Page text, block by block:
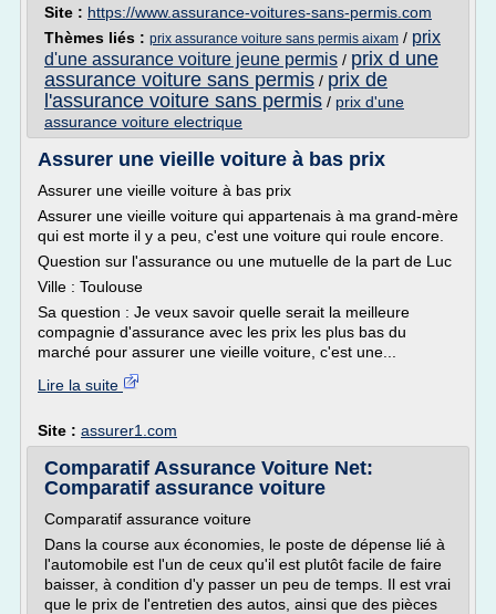
Site : https://www.assurance-voitures-sans-permis.com
Thèmes liés : prix assurance voiture sans permis aixam / prix
d'une assurance voiture jeune permis / prix d une
assurance voiture sans permis / prix de
l'assurance voiture sans permis / prix d'une
assurance voiture electrique
Assurer une vieille voiture à bas prix
Assurer une vieille voiture à bas prix
Assurer une vieille voiture qui appartenais à ma grand-mère
qui est morte il y a peu, c'est une voiture qui roule encore.
Question sur l'assurance ou une mutuelle de la part de Luc
Ville : Toulouse
Sa question : Je veux savoir quelle serait la meilleure
compagnie d'assurance avec les prix les plus bas du
marché pour assurer une vieille voiture, c'est une...
Lire la suite
Site : assurer1.com
Comparatif Assurance Voiture Net:
Comparatif assurance voiture
Comparatif assurance voiture
Dans la course aux économies, le poste de dépense lié à
l'automobile est l'un de ceux qu'il est plutôt facile de faire
baisser, à condition d'y passer un peu de temps. Il est vrai
que le prix de l'entretien des autos, ainsi que des pièces